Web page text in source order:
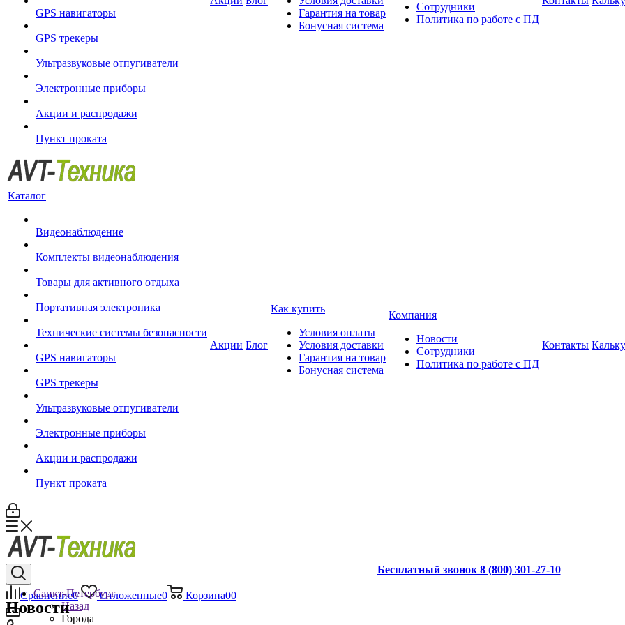
GPS навигаторы
GPS трекеры
Ультразвуковые отпугиватели
Электронные приборы
Акции и распродажи
Пункт проката
Гарантия на товар
Бонусная система
Сотрудники
Политика по работе с ПД
Каталог
Видеонаблюдение
Комплекты видеонаблюдения
Товары для активного отдыха
Портативная электроника
Технические системы безопасности
GPS навигаторы
GPS трекеры
Ультразвуковые отпугиватели
Электронные приборы
Акции и распродажи
Пункт проката
Акции Блог
Как купить
Условия оплаты
Условия доставки
Гарантия на товар
Бонусная система
Компания
Новости
Сотрудники
Политика по работе с ПД
Контакты
Сравнение0 Отложенные0 Корзина00
Бесплатный звонок 8 (800) 301-27-10
Санкт-Петербург
Назад
Города
Новости